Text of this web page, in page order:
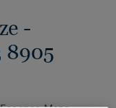
-
8905